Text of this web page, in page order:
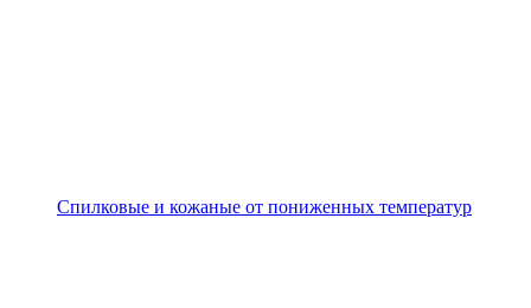
Спилковые и кожаные от пониженных температур